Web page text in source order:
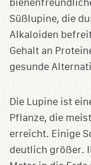
Die Lupine ist
Pflanze, die
erreicht. Einige
deutlich größer.